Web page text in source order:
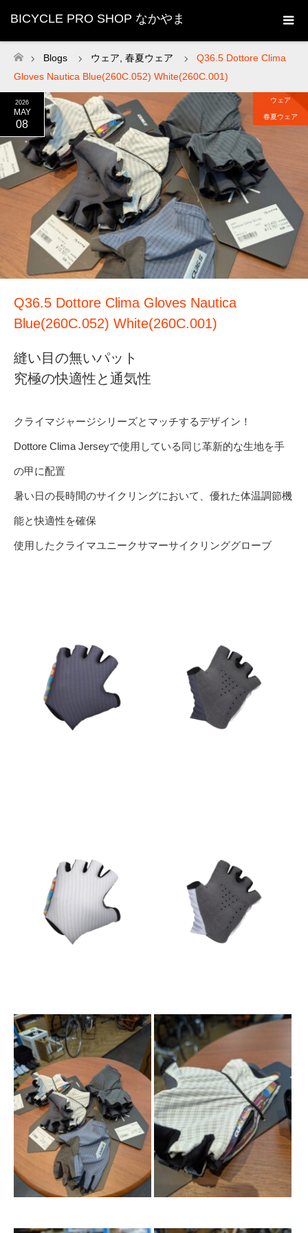
BICYCLE PRO SHOP なかやま
ホーム
Blogs ウェア 春夏ウェア
Q36.5 Dottore Clima
Gloves Nautica Blue(260C.052) White(260C.001)
2026
MAY
08
ウェア
春夏ウェア
Q36.5 Dottore Clima Gloves Nautica
Blue(260C.052) White(260C.001)
縫い目の無いパット
究極の快適性と通気性
クライマジャージシリーズとマッチするデザイン！
Dottore Clima Jerseyで使用している同じ革新的な生地を手
の甲に配置
暑い日の長時間のサイクリングにおいて、優れた体温調節機
能と快適性を確保
使用したクライマユニークサマーサイクリンググローブ